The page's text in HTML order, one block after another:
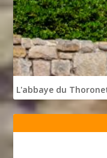
L'abbaye du